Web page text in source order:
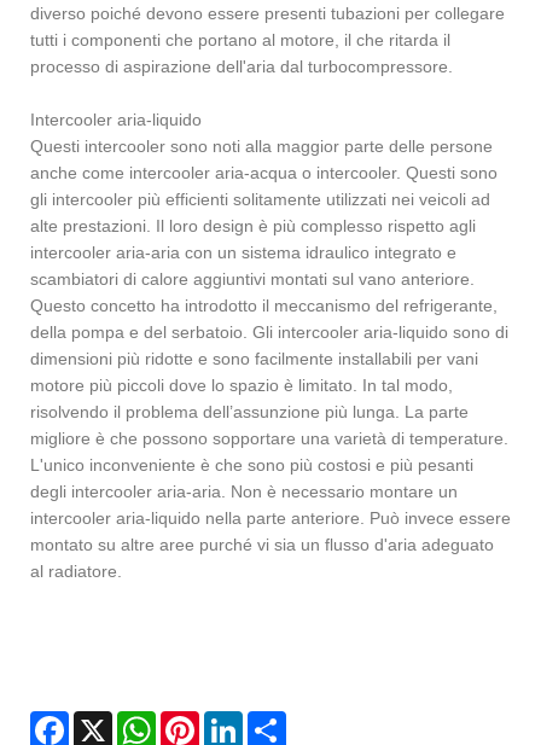
diverso poiché devono essere presenti tubazioni per collegare
tutti i componenti che portano al motore, il che ritarda il
processo di aspirazione dell'aria dal turbocompressore.
Intercooler aria-liquido
Questi intercooler sono noti alla maggior parte delle persone
anche come intercooler aria-acqua o intercooler. Questi sono
gli intercooler più efficienti solitamente utilizzati nei veicoli ad
alte prestazioni. Il loro design è più complesso rispetto agli
intercooler aria-aria con un sistema idraulico integrato e
scambiatori di calore aggiuntivi montati sul vano anteriore.
Questo concetto ha introdotto il meccanismo del refrigerante,
della pompa e del serbatoio. Gli intercooler aria-liquido sono di
dimensioni più ridotte e sono facilmente installabili per vani
motore più piccoli dove lo spazio è limitato. In tal modo,
risolvendo il problema dell’assunzione più lunga. La parte
migliore è che possono sopportare una varietà di temperature.
L'unico inconveniente è che sono più costosi e più pesanti
degli intercooler aria-aria. Non è necessario montare un
intercooler aria-liquido nella parte anteriore. Può invece essere
montato su altre aree purché vi sia un flusso d'aria adeguato
al radiatore.
Facebook
X WhatsAppPinterestLinkedIn